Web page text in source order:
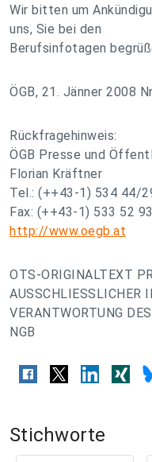
Wir bitten um
uns, Sie bei den
Berufsinfotagen
ÖGB, 21. Jänner 2008
Rückfragehinweis:
ÖGB Presse und
Florian Kräftner
Tel.: (++43-1) 534 44/
Fax: (++43-1) 533 52 93
http://www.oegb.at
OTS-ORIGINALTEXT
AUSSCHLIESSLICHER
VERANTWORTUNG
NGB
Stichworte